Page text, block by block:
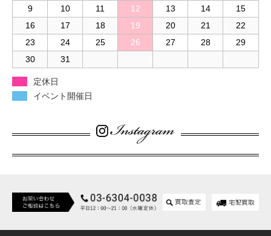
9
10 11 12 13 14
15
16
17 18 19 20 21
22
23
24 25 26 27 28
29
30
31
定休日
イベント開催日